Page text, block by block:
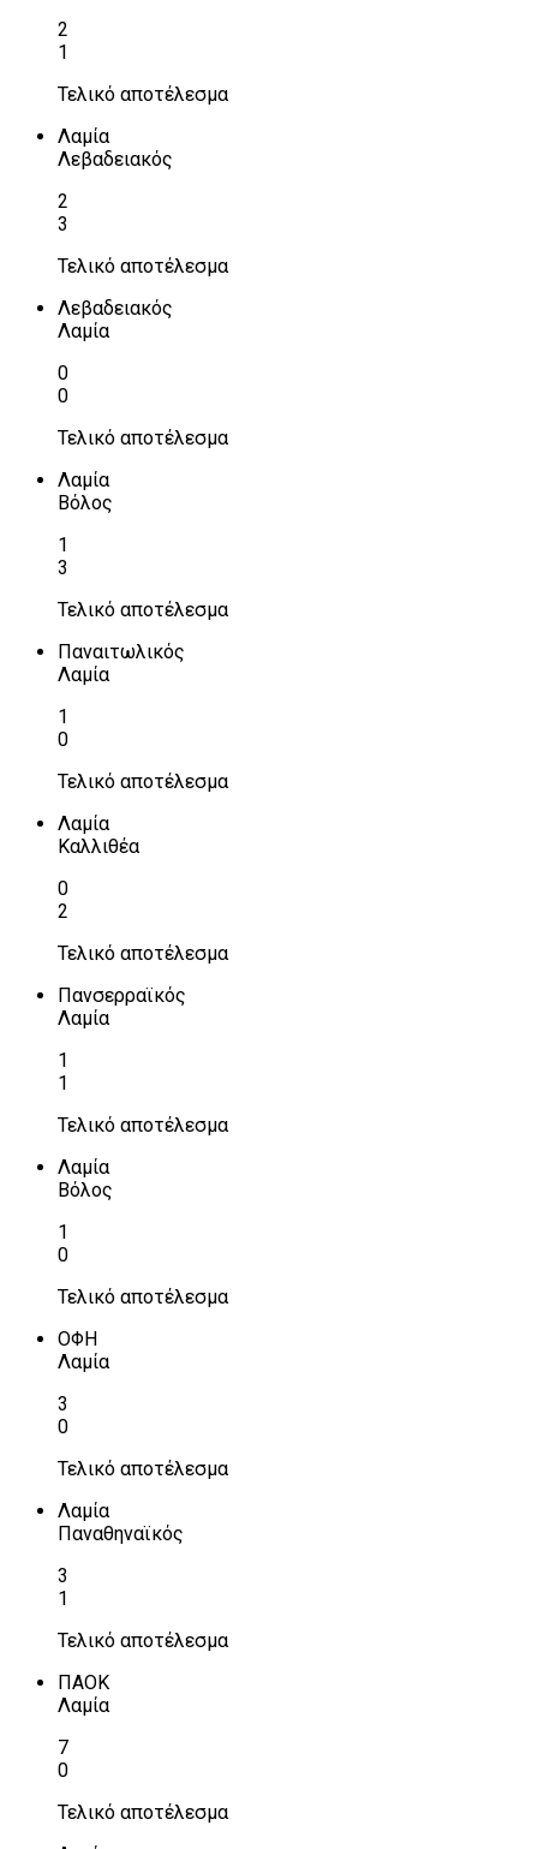
2
1
Τελικό αποτέλεσμα
Λαμία
Λεβαδειακός
2
3
Τελικό αποτέλεσμα
Λεβαδειακός
Λαμία
0
0
Τελικό αποτέλεσμα
Λαμία
Βόλος
1
3
Τελικό αποτέλεσμα
Παναιτωλικός
Λαμία
1
0
Τελικό αποτέλεσμα
Λαμία
Καλλιθέα
0
2
Τελικό αποτέλεσμα
Πανσερραϊκός
Λαμία
1
1
Τελικό αποτέλεσμα
Λαμία
Βόλος
1
0
Τελικό αποτέλεσμα
ΟΦΗ
Λαμία
3
0
Τελικό αποτέλεσμα
Λαμία
Παναθηναϊκός
3
1
Τελικό αποτέλεσμα
ΠΑΟΚ
Λαμία
7
0
Τελικό αποτέλεσμα